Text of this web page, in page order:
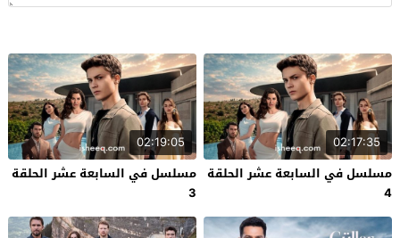
02:17:35
مسلسل في السابعة عشر الحلقة
4
02:19:05
مسلسل في السابعة عشر الحلقة
3